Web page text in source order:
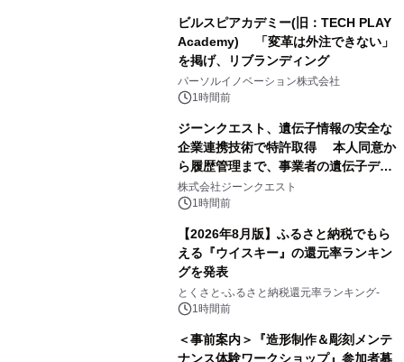
ビルスピアカデミー(旧：TECH PLAY
Academy) 「変革は外注できない」
を掲げ、リブランディング
パーソルイノベーション株式会社
1時間前
ジーンクエスト、遺伝子情報の安全な
企業連携技術で特許取得 本人同意か
ら履歴管理まで、事業者の遺伝子デー
タ活用を支援
株式会社ジーンクエスト
1時間前
【2026年8月版】ふるさと納税でもら
える『ウイスキー』の還元率ランキン
グを発表
とくさと-ふるさと納税還元率ランキング-
1時間前
＜事前案内＞『造形制作＆彫刻メンテ
ナンス体験ワークショップ』参加者募